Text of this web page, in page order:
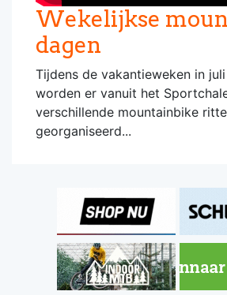
Wekelijkse
dagen
Tijdens de vakantieweken in
worden er vanuit het
verschillende mountainbike
georganiseerd...